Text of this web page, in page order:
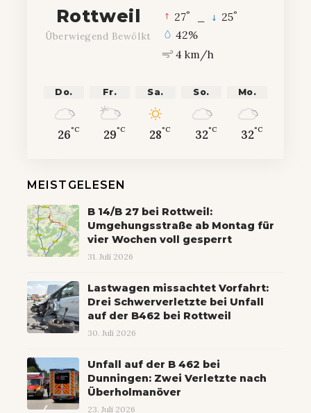
Rottweil
Überwiegend Bewölkt
27° 25°
42%
4 km/h
Do.
26°C
Fr.
29°C
Sa.
28°C
So.
32°C
Mo.
32°C
MEISTGELESEN
B 14/B 27 bei Rottweil:
Umgehungsstraße ab Montag für
vier Wochen voll gesperrt
31. Juli 2026
Lastwagen missachtet Vorfahrt:
Drei Schwerverletzte bei Unfall
auf der B462 bei Rottweil
30. Juli 2026
Unfall auf der B 462 bei
Dunningen: Zwei Verletzte nach
Überholmanöver
23. Juli 2026